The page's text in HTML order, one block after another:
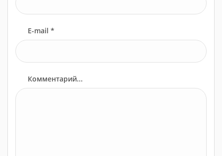
E-mail *
Комментарий...